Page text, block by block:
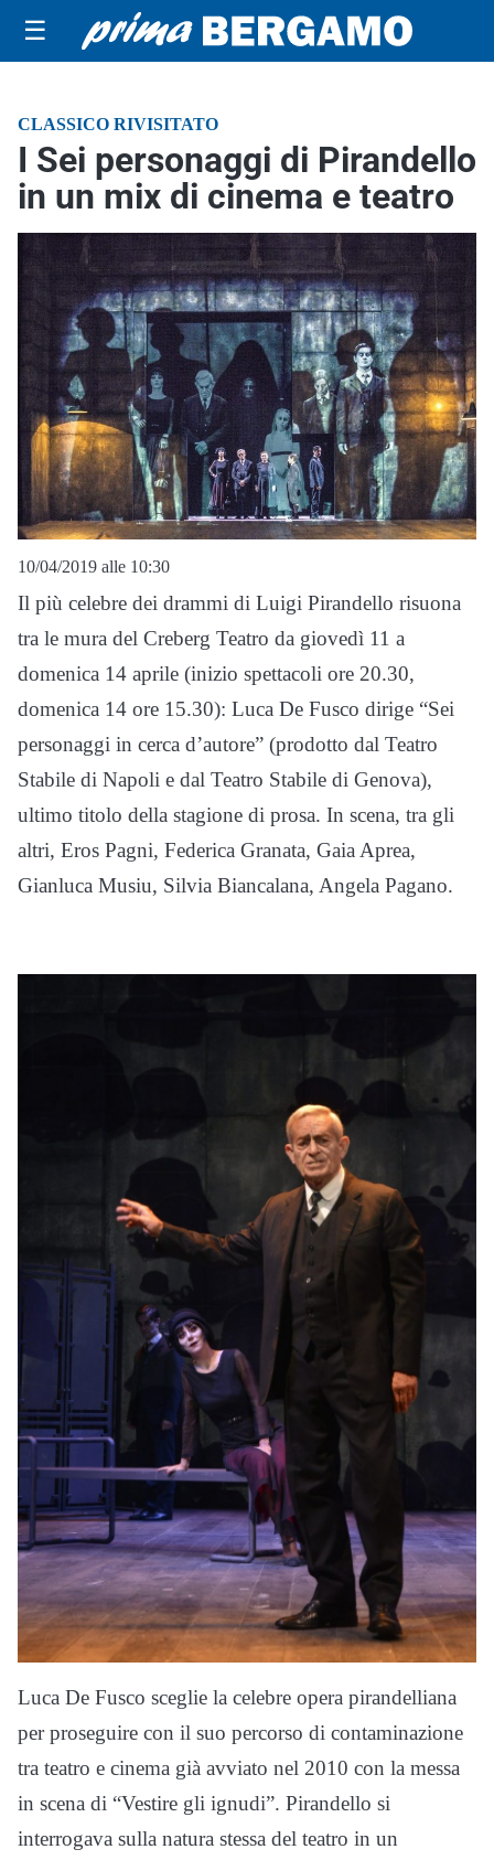
☰
CLASSICO RIVISITATO
I Sei personaggi di Pirandello
in un mix di cinema e teatro
10/04/2019 alle 10:30
Il più celebre dei drammi di Luigi Pirandello risuona
tra le mura del Creberg Teatro da giovedì 11 a
domenica 14 aprile (inizio spettacoli ore 20.30,
domenica 14 ore 15.30): Luca De Fusco dirige “Sei
personaggi in cerca d’autore” (prodotto dal Teatro
Stabile di Napoli e dal Teatro Stabile di Genova),
ultimo titolo della stagione di prosa. In scena, tra gli
altri, Eros Pagni, Federica Granata, Gaia Aprea,
Gianluca Musiu, Silvia Biancalana, Angela Pagano.
Luca De Fusco sceglie la celebre opera pirandelliana
per proseguire con il suo percorso di contaminazione
tra teatro e cinema già avviato nel 2010 con la messa
in scena di “Vestire gli ignudi”. Pirandello si
interrogava sulla natura stessa del teatro in un